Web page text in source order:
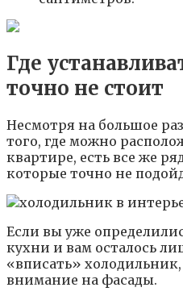
Где
точно не стоит
Несмотря на большое
того, где можно
квартире, есть все же
которые точно не
Если вы уже
кухни и вам осталось
«вписать»
внимание на фасады.